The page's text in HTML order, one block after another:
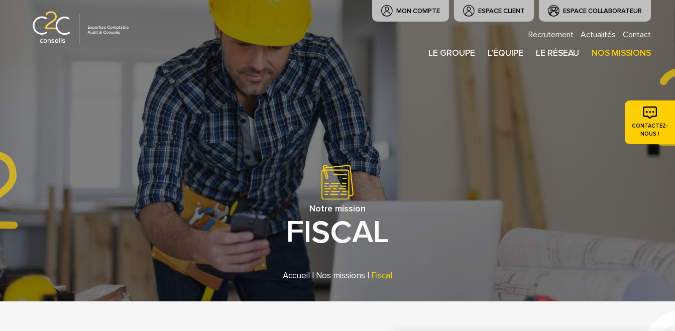
MON COMPTE ESPACE CLIENT ESPACE COLLABORATEUR
Recrutement Actualités Contact
LE GROUPE L’ÉQUIPE LE RÉSEAU NOS MISSIONS
Notre mission
FISCAL
Accueil| Nos missions | Fiscal
CONTACTEZ-
NOUS !